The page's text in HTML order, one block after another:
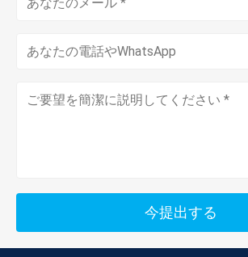
今提出する